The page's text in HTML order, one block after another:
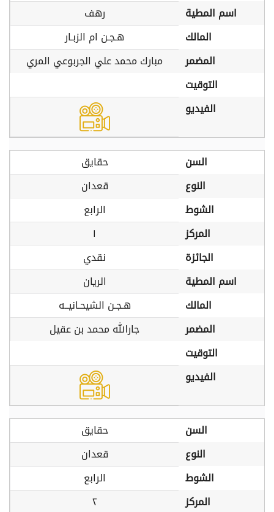
اسم المطية
رهف
المالك
هـجـن ام الزبـار
المضمر
مبارك محمد علي الجربوعي المري
التوقيت
الفيديو
السن
حقايق
النوع
قعدان
الشوط
الرابع
المركز
١
الجائزة
نقدي
اسم المطية
الريان
المالك
هـجـن الشيحـانيــه
المضمر
جارالله محمد بن عقيل
التوقيت
الفيديو
السن
حقايق
النوع
قعدان
الشوط
الرابع
المركز
٢